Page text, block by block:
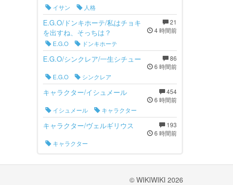
イサン
人格
21
4 時間前
E.G.O/ドンキホーテ/私はチョキ
を出すね、そっちは？
E.G.O
ドンキホーテ
86
6 時間前
E.G.O/シンクレア/一生シチュー
E.G.O
シンクレア
454
6 時間前
キャラクター/イシュメール
イシュメール
キャラクター
193
6 時間前
キャラクター/ヴェルギリウス
キャラクター
© WIKIWIKI 2026